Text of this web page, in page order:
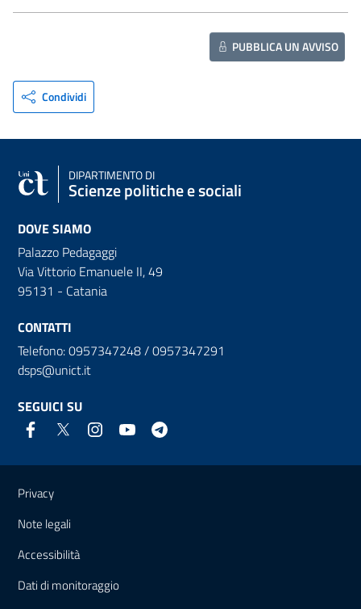
PUBBLICA UN AVVISO
Condividi
DIPARTIMENTO DI
Scienze politiche e sociali
DOVE SIAMO
Palazzo Pedagaggi
Via Vittorio Emanuele II, 49
95131 - Catania
CONTATTI
Telefono: 0957347248 / 0957347291
dsps@unict.it
SEGUICI SU
Link e informazioni utili
Privacy
Note legali
Accessibilità
Dati di monitoraggio